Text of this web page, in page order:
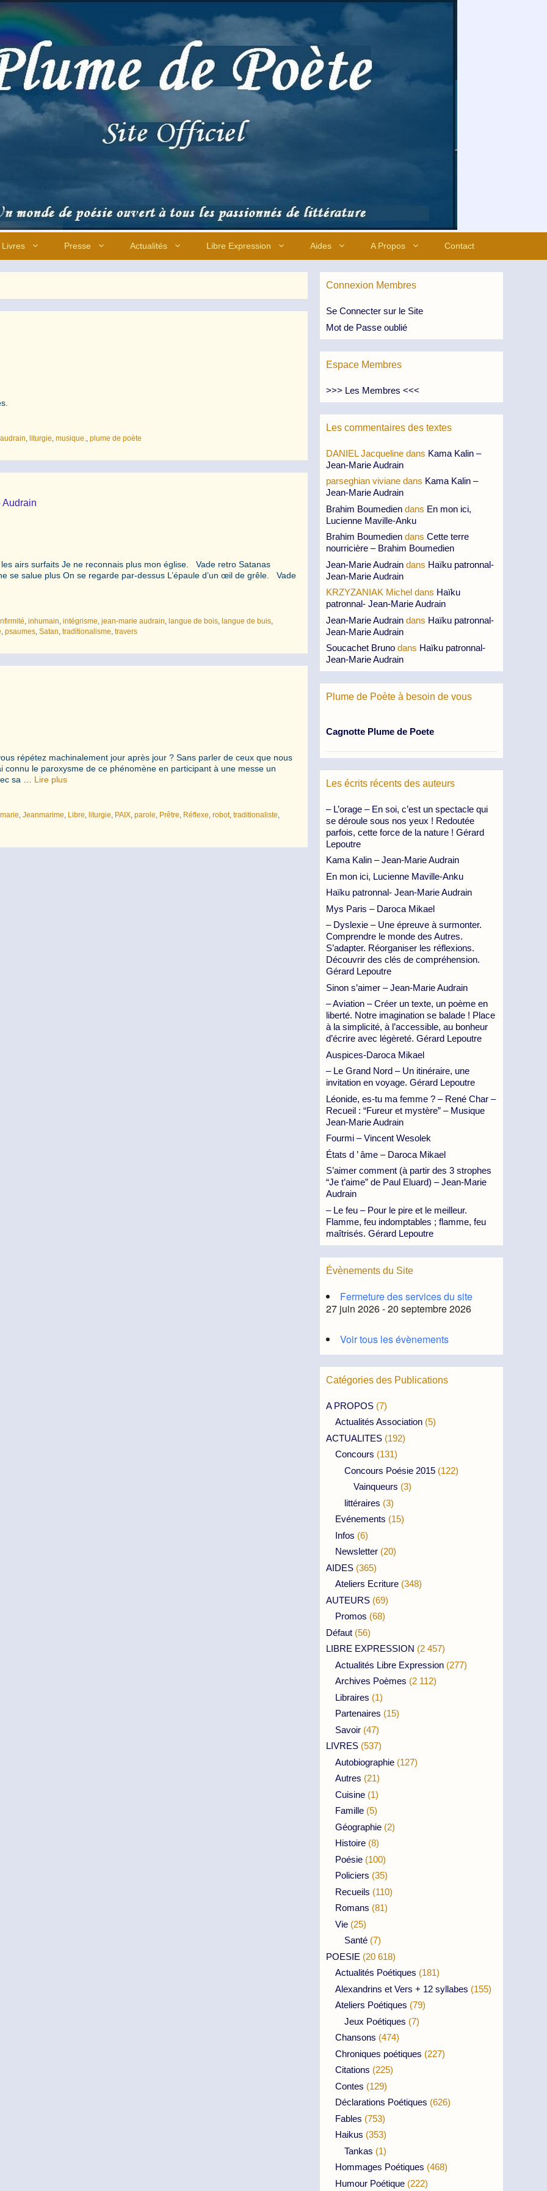
Livres Presse Actualités Libre Expression Aides A Propos Contact
,liturgie ,musique. ,plume de poète
Audrain
airs surfaits Je ne reconnais plus mon église. Vade retro Satanas
se salue plus On se regarde par-dessus L’épaule d’un œil de grêle. Vade
,inhumain,intégrisme,jean-marie audrain, langue de bois, langue de buis,
, psaumes, Satan, traditionalisme, travers
répétez machinalement jour après jour ? Sans parler de ceux que nous
connu le paroxysme de ce phénomène en participant à une messe un
sa … Lire plus
,Jeanmarime, Libre, liturgie, PAIX,parole, Prêtre, Réflexe,robot,traditionaliste,
Connexion Membres
Se Connecter sur le Site
Mot de Passe oublié
Espace Membres
>>> Les Membres <<<
Les commentaires des textes
DANIEL Jacqueline dans Kama Kalin –
Jean-Marie Audrain
parseghian viviane dans Kama Kalin –
Jean-Marie Audrain
Brahim Boumedien dans En mon ici,
Lucienne Maville-Anku
Brahim Boumedien dans Cette terre
nourricière – Brahim Boumedien
Jean-Marie Audrain dans Haïku patronnal-
Jean-Marie Audrain
KRZYZANIAK Michel dans Haïku
patronnal- Jean-Marie Audrain
Jean-Marie Audrain dans Haïku patronnal-
Jean-Marie Audrain
Soucachet Bruno dans Haïku patronnal-
Jean-Marie Audrain
Plume de Poète à besoin de vous
Cagnotte Plume de Poete
Les écrits récents des auteurs
– L’orage – En soi, c’est un spectacle qui
se déroule sous nos yeux ! Redoutée
parfois, cette force de la nature ! Gérard
Lepoutre
Kama Kalin – Jean-Marie Audrain
En mon ici, Lucienne Maville-Anku
Haïku patronnal- Jean-Marie Audrain
Mys Paris – Daroca Mikael
– Dyslexie – Une épreuve à surmonter.
Comprendre le monde des Autres.
S’adapter. Réorganiser les réflexions.
Découvrir des clés de compréhension.
Gérard Lepoutre
Sinon s’aimer – Jean-Marie Audrain
– Aviation – Créer un texte, un poème en
liberté. Notre imagination se balade ! Place
à la simplicité, à l’accessible, au bonheur
d’écrire avec légèreté. Gérard Lepoutre
Auspices-Daroca Mikael
– Le Grand Nord – Un itinéraire, une
invitation en voyage. Gérard Lepoutre
Léonide, es-tu ma femme ? – René Char –
Recueil : “Fureur et mystère” – Musique
Jean-Marie Audrain
Fourmi – Vincent Wesolek
États d ’ âme – Daroca Mikael
S’aimer comment (à partir des 3 strophes
“Je t’aime” de Paul Eluard) – Jean-Marie
Audrain
– Le feu – Pour le pire et le meilleur.
Flamme, feu indomptables ; flamme, feu
maîtrisés. Gérard Lepoutre
Évènements du Site
Fermeture des services du site
27 juin 2026 - 20 septembre 2026
Voir tous les évènements
Catégories des Publications
A PROPOS (7)
Actualités Association (5)
ACTUALITES (192)
Concours (131)
Concours Poésie 2015 (122)
Vainqueurs (3)
littéraires (3)
Evénements (15)
Infos (6)
Newsletter (20)
AIDES (365)
Ateliers Ecriture (348)
AUTEURS (69)
Promos (68)
Défaut (56)
LIBRE EXPRESSION (2 457)
Actualités Libre Expression (277)
Archives Poèmes (2 112)
Libraires (1)
Partenaires (15)
Savoir (47)
LIVRES (537)
Autobiographie (127)
Autres (21)
Cuisine (1)
Famille (5)
Géographie (2)
Histoire (8)
Poésie (100)
Policiers (35)
Recueils (110)
Romans (81)
Vie (25)
Santé (7)
POESIE (20 618)
Actualités Poétiques (181)
Alexandrins et Vers + 12 syllabes (155)
Ateliers Poétiques (79)
Jeux Poétiques (7)
Chansons (474)
Chroniques poétiques (227)
Citations (225)
Contes (129)
Déclarations Poétiques (626)
Fables (753)
Haikus (353)
Tankas (1)
Hommages Poétiques (468)
Humour Poétique (222)